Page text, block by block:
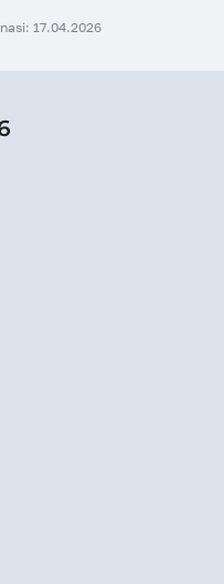
17.04.2026